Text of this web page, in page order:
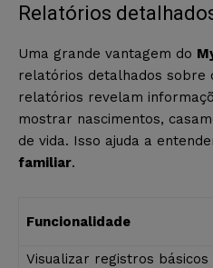
Relatórios
Uma grande vantagem do
relatórios detalhados sobre
relatórios revelam
mostrar nascimentos,
de vida. Isso ajuda a
familiar.
Funcionalidade
Visualizar registros básicos